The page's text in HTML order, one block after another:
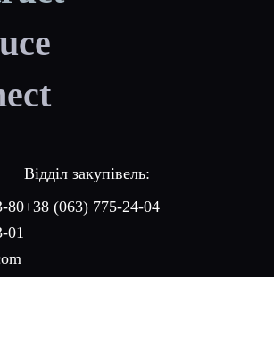
80
01
Відділ закупівель:
+38 (063) 775-24-04